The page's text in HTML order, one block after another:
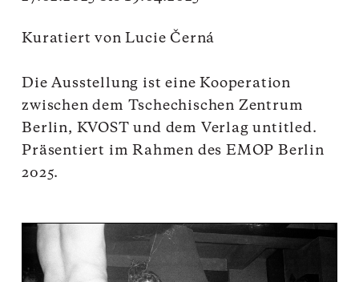
Kuratiert vonLucieČerná
Die Ausstellung ist eine Kooperation
zwischen dem Tschechischen Zentrum
Berlin, KVOST und dem Verlaguntitled.
Präsentiert im Rahmen des EMOP Berlin
2025.